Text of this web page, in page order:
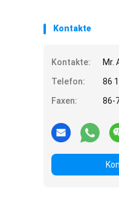
Kontakte
Kontakte:
Mr.
Telefon:
86
Faxen:
86-